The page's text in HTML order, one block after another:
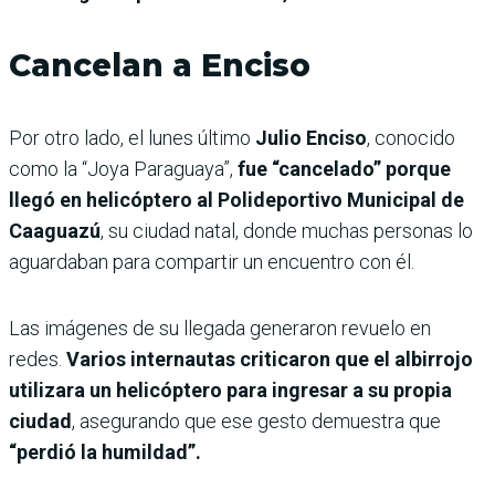
Cancelan a Enciso
Por otro lado, el lunes último Julio Enciso, conocido
como la “Joya Paraguaya”, fue “cancelado” porque
llegó en helicóptero al Polideportivo Municipal de
Caaguazú, su ciudad natal, donde muchas personas lo
aguardaban para compartir un encuentro con él.
Las imágenes de su llegada generaron revuelo en
redes. Varios internautas criticaron que el albirrojo
utilizara un helicóptero para ingresar a su propia
ciudad, asegurando que ese gesto demuestra que
“perdió la humildad”.